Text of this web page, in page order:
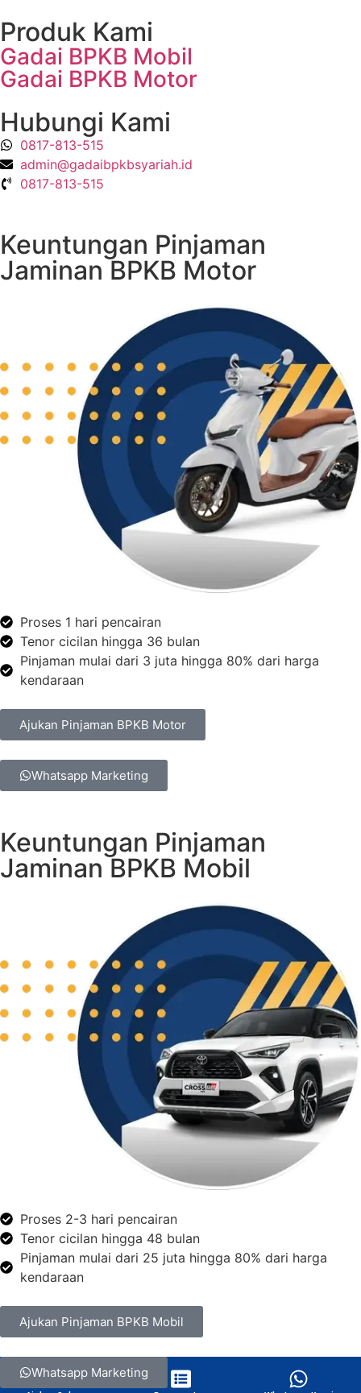
Produk Kami
Gadai BPKB Mobil
Gadai BPKB Motor
Hubungi Kami
0817-813-515
admin@gadaibpkbsyariah.id
0817-813-515
Keuntungan Pinjaman
Jaminan BPKB Motor
Proses 1 hari pencairan
Tenor cicilan hingga 36 bulan
Pinjaman mulai dari 3 juta hingga 80% dari harga
kendaraan
Ajukan Pinjaman BPKB Motor
Whatsapp Marketing
Keuntungan Pinjaman
Jaminan BPKB Mobil
Proses 2-3 hari pencairan
Tenor cicilan hingga 48 bulan
Pinjaman mulai dari 25 juta hingga 80% dari harga
kendaraan
Ajukan Pinjaman BPKB Mobil
Whatsapp Marketing